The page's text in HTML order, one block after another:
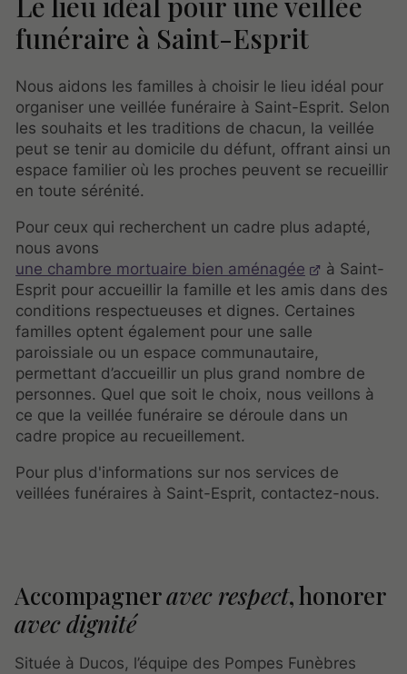
funéraire à Saint-Esprit
Nous aidons les familles à choisir le lieu idéal pour
organiser une veillée funéraire à Saint-Esprit. Selon
les souhaits et les traditions de chacun, la veillée
peut se tenir au domicile du défunt, offrant ainsi un
espace familier où les proches peuvent se recueillir
en toute sérénité.
Pour ceux qui recherchent un cadre plus adapté,
nous avons
une chambre mortuaire bien aménagée
à Saint-
Esprit pour accueillir la famille et les amis dans des
conditions respectueuses et dignes. Certaines
familles optent également pour une salle
paroissiale ou un espace communautaire,
permettant d’accueillir un plus grand nombre de
personnes. Quel que soit le choix, nous veillons à
ce que la veillée funéraire se déroule dans un
cadre propice au recueillement.
Pour plus d'informations sur nos services de
veillées funéraires à Saint-Esprit, contactez-nous.
Accompagneravec respect, honorer
avec dignité
Située à Ducos, l’équipe des Pompes Funèbres